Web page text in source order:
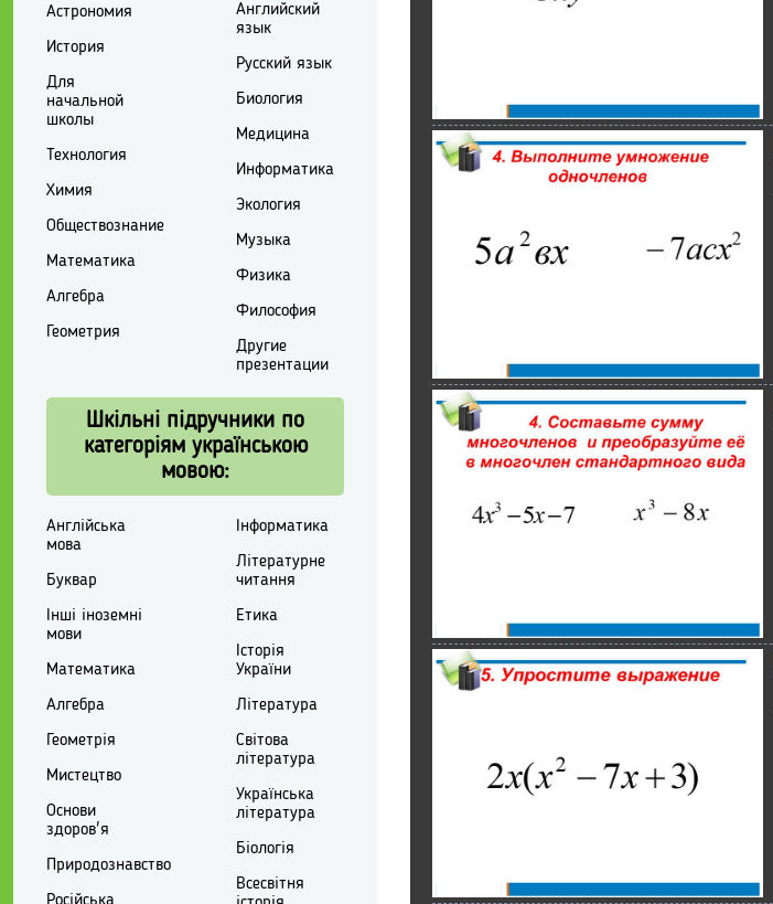
Астрономия
История
Для
начальной
школы
Технология
Химия
Обществознание
Математика
Алгебра
Геометрия
Английский
язык
Русский язык
Биология
Медицина
Информатика
Экология
Музыка
Физика
Философия
Другие
презентации
Шкільні підручники по
категоріям українською
мовою:
Англійська
мова
Буквар
Інші іноземні
мови
Математика
Алгебра
Геометрія
Мистецтво
Основи
здоров'я
Природознавство
Інформатика
Літературне
читання
Етика
Історія
України
Література
Світова
література
Українська
література
Біологія
Всесвітня